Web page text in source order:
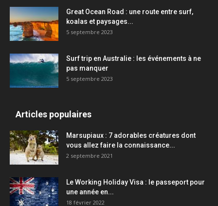
Great Ocean Road : une route entre surf,
koalas et paysages...
5 septembre 2023
Surf trip en Australie : les événements à ne
pas manquer
5 septembre 2023
Articles populaires
Marsupiaux : 7 adorables créatures dont
vous allez faire la connaissance...
2 septembre 2021
Le Working Holiday Visa : le passeport pour
une année en...
18 février 2022